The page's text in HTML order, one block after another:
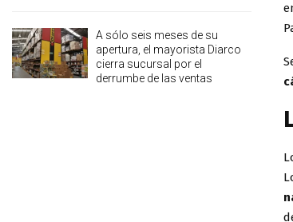
A sólo seis meses de su
apertura, el mayorista Diarco
cierra sucursal por el
derrumbe de las ventas